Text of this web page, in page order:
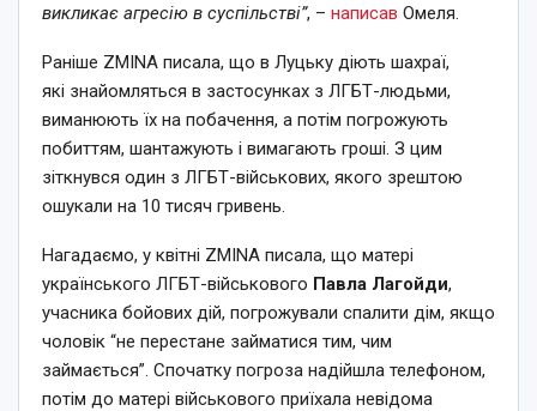
викликає агресію в суспільстві”, – написав Омеля.
Раніше ZMINA писала, що в Луцьку діють шахраї,
які знайомляться в застосунках з ЛГБТ-людьми,
виманюють їх на побачення, а потім погрожують
побиттям, шантажують і вимагають гроші. З цим
зіткнувся один з ЛГБТ-військових, якого зрештою
ошукали на 10 тисяч гривень.
Нагадаємо, у квітні ZMINA писала, що матері
українського ЛГБТ-військового Павла Лагойди,
учасника бойових дій, погрожували спалити дім, якщо
чоловік “не перестане займатися тим, чим
займається”. Спочатку погроза надійшла телефоном,
потім до матері військового приїхала невідома